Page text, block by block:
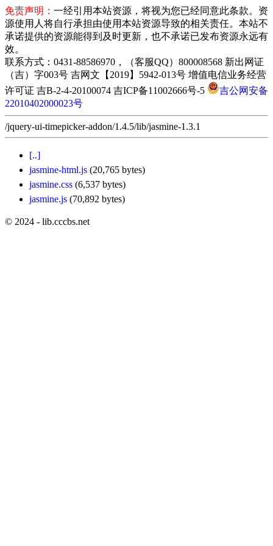
免责声明： 一经引用本站资源，将视为您已经同意此条款。资
源使用人将自行承担由使用本站资源导致的相关责任。本站不
承诺提供的资源能得到及时更新，也不承诺已发布资源永远有
效。
联系方式：0431-88586970，（客服QQ）800008568 新出网证
（吉）字003号 吉网文【2019】5942-013号 增值电信业务经营
许可证 吉B-2-4-20100074 吉ICP备11002666号-5
吉公网安备
22010402000023号
/jquery-ui-timepicker-addon/1.4.5/lib/jasmine-1.3.1
[..]
jasmine-html.js (20,765 bytes)
jasmine.css (6,537 bytes)
jasmine.js (70,892 bytes)
© 2024 - lib.cccbs.net